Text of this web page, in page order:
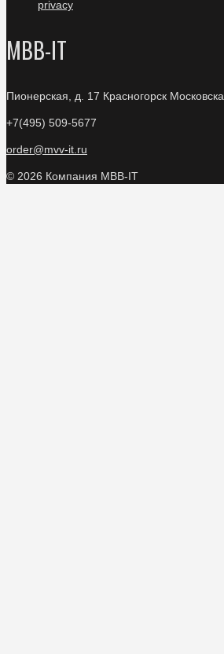
privacy
МВВ-IT
Пионерская, д. 17 Красногорск
+7(495) 509-5677
order@mvv-it.ru
© 2026 Компания МВВ-IT